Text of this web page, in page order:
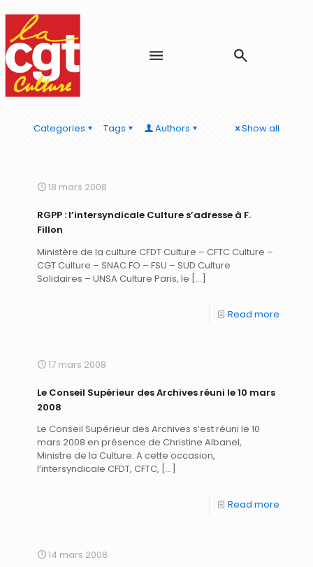
Categories Tags Authors Show all
18 mars 2008
RGPP : l’intersyndicale Culture s’adresse à F.
Fillon
Ministère de la culture CFDT Culture – CFTC Culture –
CGT Culture – SNAC FO – FSU – SUD Culture
Solidaires – UNSA Culture Paris, le […]
Read more
17 mars 2008
Le Conseil Supérieur des Archives réuni le 10 mars
2008
Le Conseil Supérieur des Archives s’est réuni le 10
mars 2008 en présence de Christine Albanel,
Ministre de la Culture. A cette occasion,
l’intersyndicale CFDT, CFTC, […]
Read more
14 mars 2008